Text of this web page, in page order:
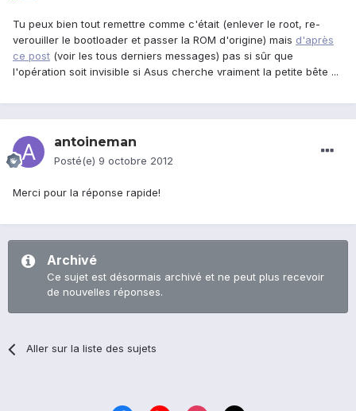
Tu peux bien tout remettre comme c'était (enlever le root, re-
verouiller le bootloader et passer la ROM d'origine) mais d'après
ce post (voir les tous derniers messages) pas si sûr que
l'opération soit invisible si Asus cherche vraiment la petite bête ...
antoineman
Posté(e) 9 octobre 2012
Merci pour la réponse rapide!
Archivé
Ce sujet est désormais archivé et ne peut plus recevoir
de nouvelles réponses.
Aller sur la liste des sujets